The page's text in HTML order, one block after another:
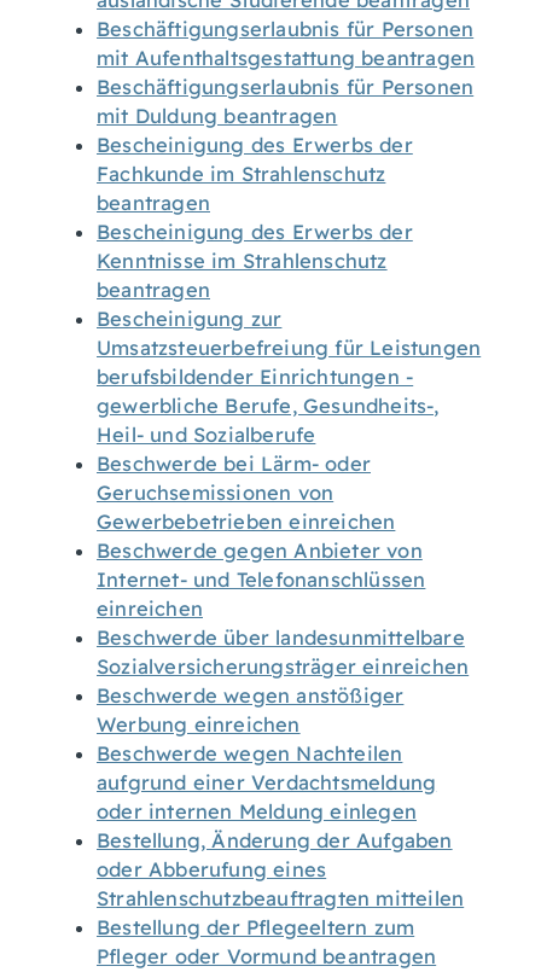
Beschäftigungserlaubnis für Personen
mit Aufenthaltsgestattung beantragen
Beschäftigungserlaubnis für Personen
mit Duldung beantragen
Bescheinigung des Erwerbs der
Fachkunde im Strahlenschutz
beantragen
Bescheinigung des Erwerbs der
Kenntnisse im Strahlenschutz
beantragen
Bescheinigung zur
Umsatzsteuerbefreiung für Leistungen
berufsbildender Einrichtungen -
gewerbliche Berufe, Gesundheits-,
Heil- und Sozialberufe
Beschwerde bei Lärm- oder
Geruchsemissionen von
Gewerbebetrieben einreichen
Beschwerde gegen Anbieter von
Internet- und Telefonanschlüssen
einreichen
Beschwerde über landesunmittelbare
Sozialversicherungsträger einreichen
Beschwerde wegen anstößiger
Werbung einreichen
Beschwerde wegen Nachteilen
aufgrund einer Verdachtsmeldung
oder internen Meldung einlegen
Bestellung, Änderung der Aufgaben
oder Abberufung eines
Strahlenschutzbeauftragten mitteilen
Bestellung der Pflegeeltern zum
Pfleger oder Vormund beantragen